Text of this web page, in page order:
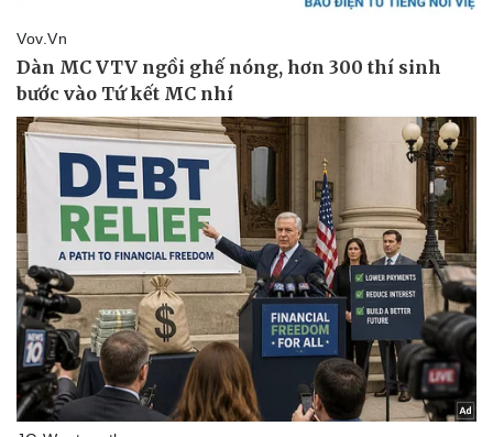
Thể thao
Bóng đá
Lịch thi đấu bóng đá
Thế giới thể thao
eSports
Hậu trường
Ô tô - Xe máy
Ô tô
Xe máy
Tư vấn